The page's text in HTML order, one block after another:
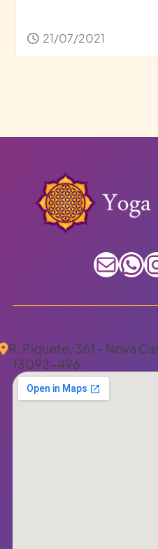
21/07/2021
E-mail WhatsApp
R. Piquete, 361 - Nova
13092-496